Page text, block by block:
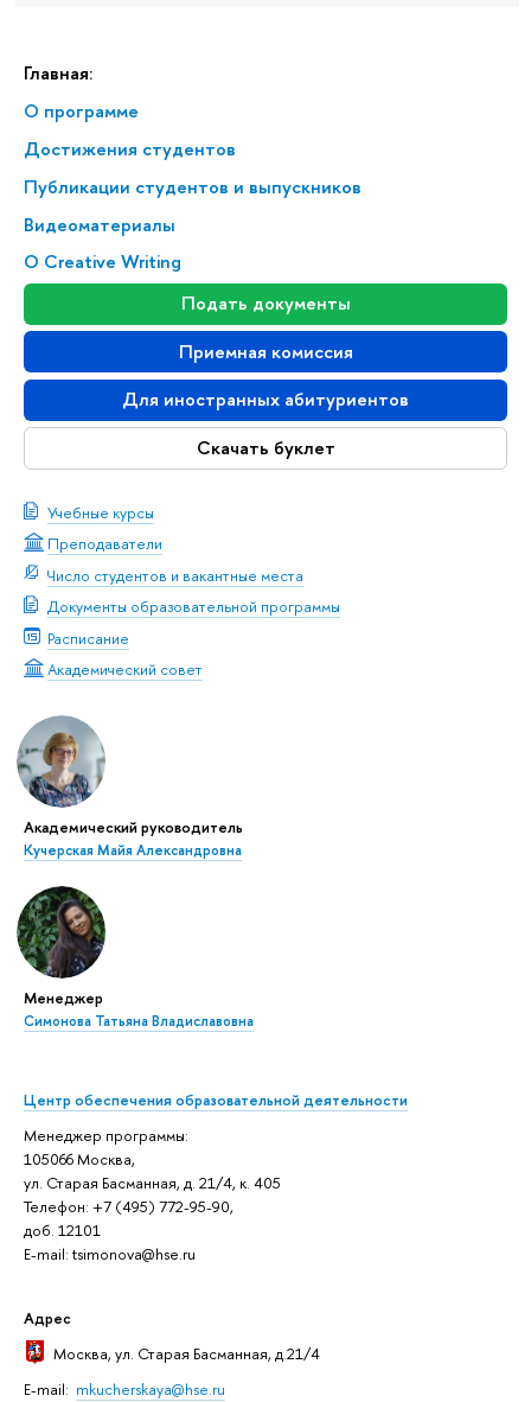
Главная:
О программе
Достижения студентов
Публикации студентов и выпускников
Видеоматериалы
О Creative Writing
Подать документы
Приемная комиссия
Для иностранных абитуриентов
Скачать буклет
Учебные курсы
Преподаватели
Число студентов и вакантные места
Документы образовательной программы
Расписание
Академический совет
Академический руководитель
Кучерская Майя Александровна
Менеджер
Симонова Татьяна Владиславовна
Центр обеспечения образовательной деятельности
Менеджер программы:
105066 Москва,
ул. Старая Басманная, д. 21/4, к. 405
Телефон: +7 (495) 772-95-90,
доб. 12101
E-mail: tsimonova@hse.ru
Адрес
Москва, ул. Старая Басманная, д.21/4
E-mail: mkucherskaya@hse.ru